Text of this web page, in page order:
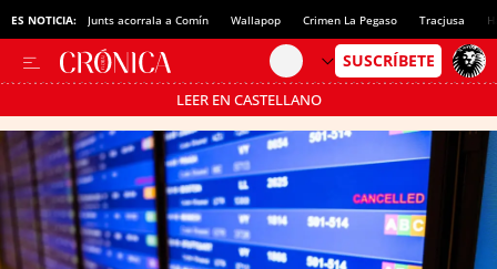
ES NOTICIA: Junts acorrala a Comín Wallapop Crimen La Pegaso Tracjusa
LEER EN CASTELLANO
Pásate al MODO AHORRO